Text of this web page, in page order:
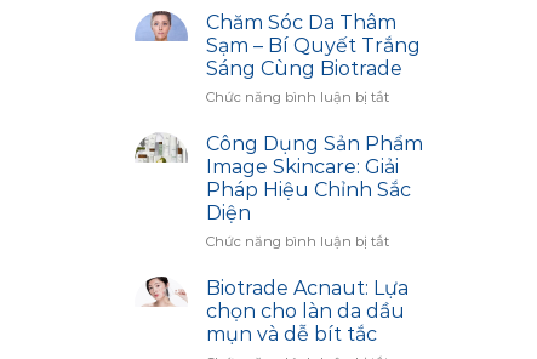
Free
Fans
Guide:
Privacy,
Discreet
&
Mobile
Access
Chăm Sóc Da Thâm
Sạm – Bí Quyết Trắng
Sáng Cùng Biotrade
Chức năng bình luận bị tắtở
Sóc
Da
Thâm
Sạm
Bí
Trắng
Sáng
Cùng
Công Dụng Sản Phẩm
Image Skincare: Giải
Pháp Hiệu Chỉnh Sắc
Diện
Chức năng bình luận bị tắtở
Dụng
Sản
Phẩm
Biotrade Acnaut: Lựa
chọn cho làn da dầu
mụn và dễ bít tắc